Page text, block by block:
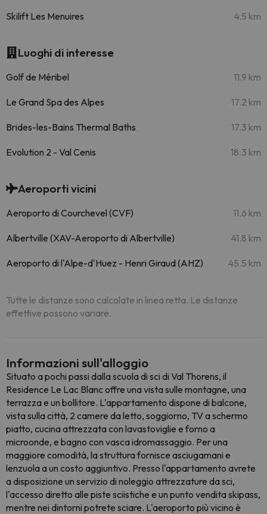
Skilift Les Menuires 4.5 km
Luoghi di interesse
Golf de Méribel 11.9 km
Le Grand Spa des Alpes 17.2 km
Brides-les-Bains Thermal Baths 17.3 km
Evolution 2 - Val Cenis 18.3 km
Aeroporti vicini
Aeroporto di Courchevel (CVF) 11.6 km
Albertville (XAV-Aeroporto di Albertville) 41.8 km
Aeroporto di l'Alpe-d'Huez - Henri Giraud (AHZ) 45.5 km
Tutte le distanze sono calcolate in linea retta. Le distanze
effettive possono variare.
Informazioni sull'alloggio
Situato a pochi passi dalla scuola di sci di Val Thorens, il
Residence Le Lac Blanc offre una vista sulle montagne, una
terrazza e un bollitore. L'appartamento dispone di balcone,
vista sulla città, 2 camere da letto, soggiorno, TV a schermo
piatto, cucina attrezzata con lavastoviglie e forno a
microonde, e bagno con vasca idromassaggio. Per una
maggiore comodità, la struttura fornisce asciugamani e
lenzuola a un costo aggiuntivo. Presso l'appartamento avrete
a disposizione un servizio di noleggio attrezzature da sci,
l'accesso diretto alle piste sciistiche e un punto vendita skipass,
mentre nei dintorni potrete sciare. L'aeroporto più vicino è